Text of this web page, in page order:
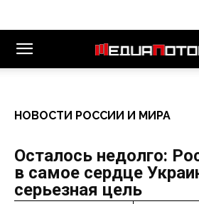
НОВОСТИ РОССИИ И МИРА
Осталось недолго:
в самое сердце
серьезная цель